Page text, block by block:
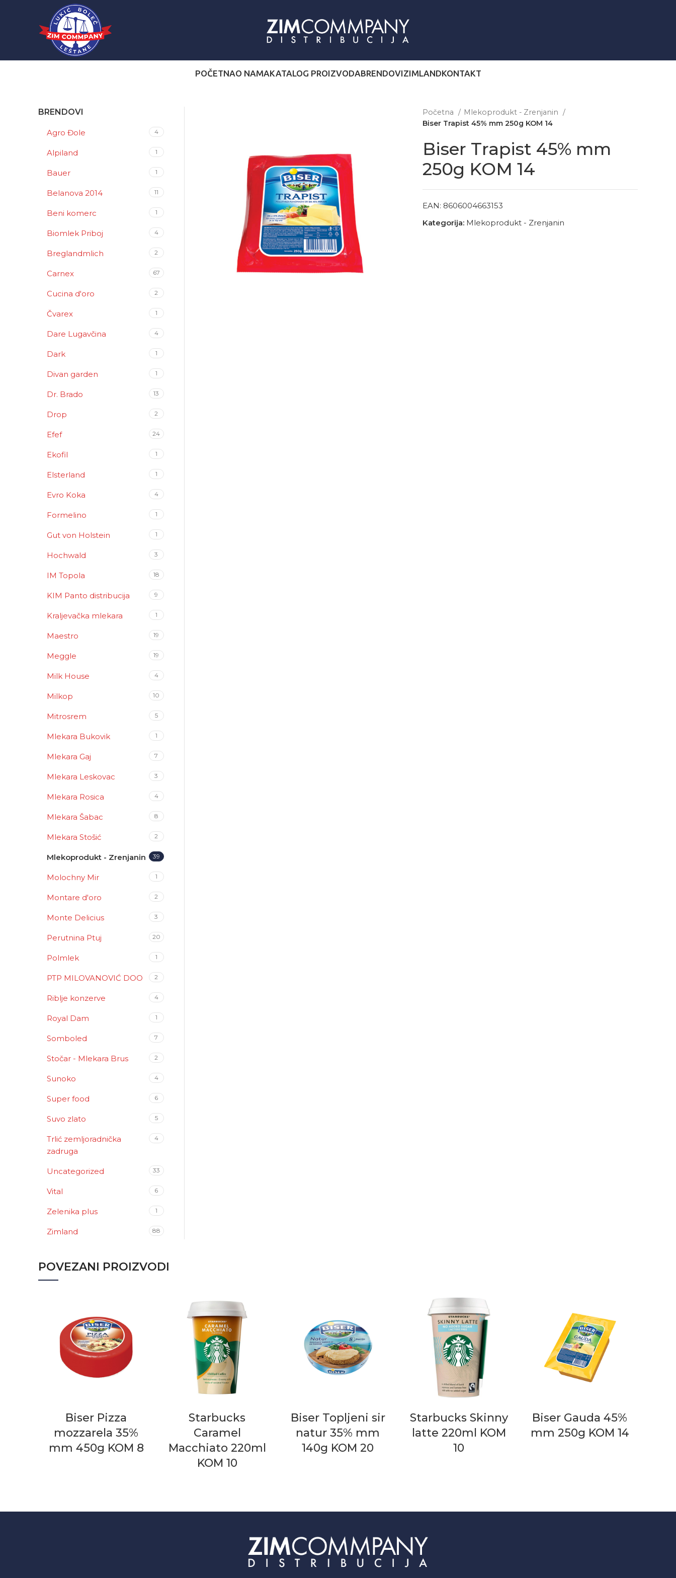
POČETNAO NAMAKATALOG PROIZVODABRENDOVIZIMLANDKONTAKT
Početna
Mlekoprodukt - Zrenjanin
Biser Trapist 45% mm 250g KOM 14
Biser Trapist 45% mm
250g KOM 14
EAN: 8606004663153
Kategorija: Mlekoprodukt - Zrenjanin
BRENDOVI
Agro Đole 4
Alpiland 1
Bauer 1
Belanova 2014 11
Beni komerc 1
Biomlek Priboj 4
Breglandmlich 2
Carnex 67
Cucina d'oro 2
Čvarex 1
Dare Lugavčina 4
Dark 1
Divan garden 1
Dr. Brado 13
Drop 2
Efef 24
Ekofil 1
Elsterland 1
Evro Koka 4
Formelino 1
Gut von Holstein 1
Hochwald 3
IM Topola 18
KIM Panto distribucija 9
Kraljevačka mlekara 1
Maestro 19
Meggle 19
Milk House 4
Milkop 10
Mitrosrem 5
Mlekara Bukovik 1
Mlekara Gaj 7
Mlekara Leskovac 3
Mlekara Rosica 4
Mlekara Šabac 8
Mlekara Stošić 2
Mlekoprodukt - Zrenjanin 39
Molochny Mir 1
Montare d'oro 2
Monte Delicius 3
Perutnina Ptuj 20
Polmlek 1
PTP MILOVANOVIĆ DOO 2
Riblje konzerve 4
Royal Dam 1
Somboled 7
Stočar - Mlekara Brus 2
Sunoko 4
Super food 6
Suvo zlato 5
Trlić zemljoradnička
zadruga
4
Uncategorized 33
Vital 6
Zelenika plus 1
Zimland 88
POVEZANI PROIZVODI
Biser Pizza
mozzarela 35%
mm 450g KOM 8
Starbucks
Caramel
Macchiato 220ml
KOM 10
Biser Topljeni sir
natur 35% mm
140g KOM 20
Starbucks Skinny
latte 220ml KOM
10
Biser Gauda 45%
mm 250g KOM 14